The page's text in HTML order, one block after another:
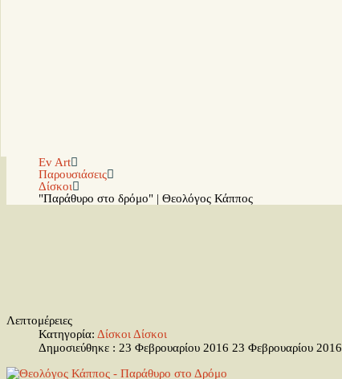
Ev Art
Παρουσιάσεις
Δίσκοι
"Παράθυρο στο δρόμο" | Θεολόγος Κάππος
Λεπτομέρειες
Κατηγορία: Δίσκοι Δίσκοι
Δημοσιεύθηκε : 23 Φεβρουαρίου 2016 23 Φεβρουαρίου 2016